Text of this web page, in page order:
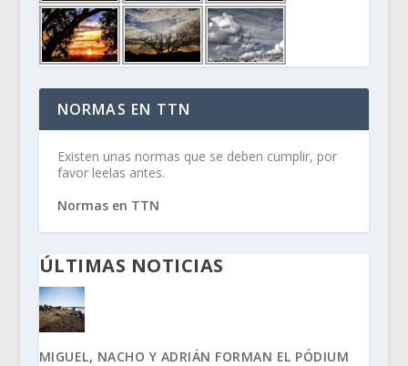
NORMAS EN TTN
Existen unas normas que se deben cumplir, por
favor leelas antes.
Normas en TTN
ÚLTIMAS NOTICIAS
MIGUEL, NACHO Y ADRIÁN FORMAN EL PÓDIUM